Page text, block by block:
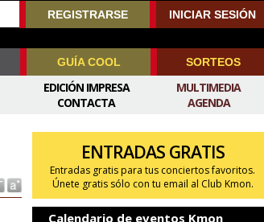
REGISTRARSE INICIAR SESIÓN
GUÍA COOL SORTEOS
MULTIMEDIA
AGENDA
EDICIÓN IMPRESA
CONTACTA
ENTRADAS GRATIS
Entradas gratis para tus conciertos favoritos.
Únete gratis sólo con tu email al Club Kmon.
Calendario de eventos Kmon